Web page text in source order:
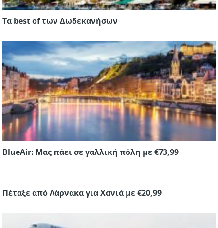
Τα best of των Δωδεκανήσων
BlueAir: Μας πάει σε γαλλική πόλη με €73,99
Πέταξε από Λάρνακα για Χανιά με €20,99